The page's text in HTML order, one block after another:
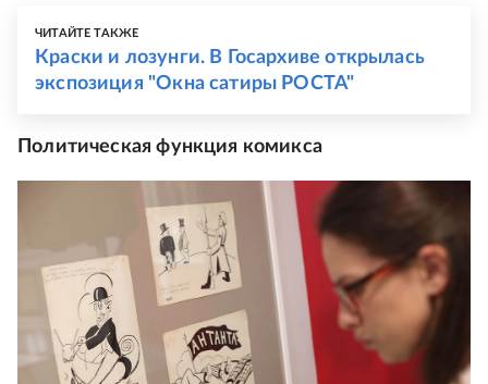
ЧИТАЙТЕ ТАКЖЕ
Краски и лозунги. В Госархиве открылась
экспозиция "Окна сатиры РОСТА"
Политическая функция комикса